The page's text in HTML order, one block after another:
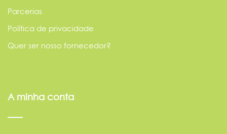
Parcerias
Política de privacidade
Quer ser nosso fornecedor?
A minha conta